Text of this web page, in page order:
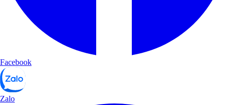
Facebook
Zalo